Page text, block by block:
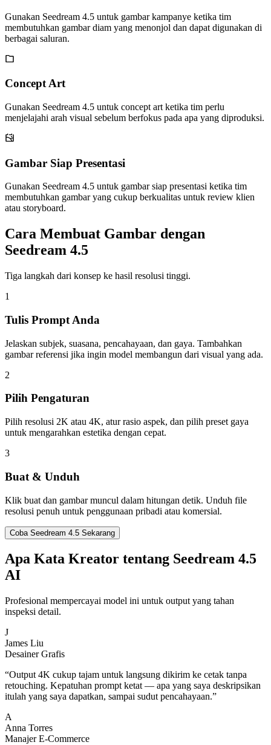
Gunakan Seedream 4.5 untuk gambar kampanye ketika tim
membutuhkan gambar diam yang menonjol dan dapat digunakan di
berbagai saluran.
Concept Art
Gunakan Seedream 4.5 untuk concept art ketika tim perlu
menjelajahi arah visual sebelum berfokus pada apa yang diproduksi.
Gambar Siap Presentasi
Gunakan Seedream 4.5 untuk gambar siap presentasi ketika tim
membutuhkan gambar yang cukup berkualitas untuk review klien
atau storyboard.
Cara Membuat Gambar dengan
Seedream 4.5
Tiga langkah dari konsep ke hasil resolusi tinggi.
1
Tulis Prompt Anda
Jelaskan subjek, suasana, pencahayaan, dan gaya. Tambahkan
gambar referensi jika ingin model membangun dari visual yang ada.
2
Pilih Pengaturan
Pilih resolusi 2K atau 4K, atur rasio aspek, dan pilih preset gaya
untuk mengarahkan estetika dengan cepat.
3
Buat & Unduh
Klik buat dan gambar muncul dalam hitungan detik. Unduh file
resolusi penuh untuk penggunaan pribadi atau komersial.
Coba Seedream 4.5 Sekarang
Apa Kata Kreator tentang Seedream 4.5
AI
Profesional mempercayai model ini untuk output yang tahan
inspeksi detail.
J
James Liu
Desainer Grafis
“Output 4K cukup tajam untuk langsung dikirim ke cetak tanpa
retouching. Kepatuhan prompt ketat — apa yang saya deskripsikan
itulah yang saya dapatkan, sampai sudut pencahayaan.”
A
Anna Torres
Manajer E-Commerce